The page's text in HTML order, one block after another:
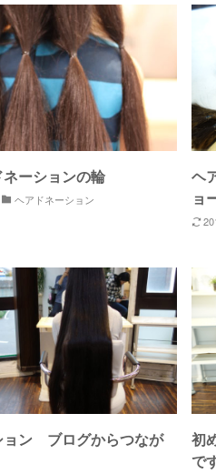
ーションの輪
ヘアドネーション
ヘ
ョ
ョン ブログからつなが
初
で